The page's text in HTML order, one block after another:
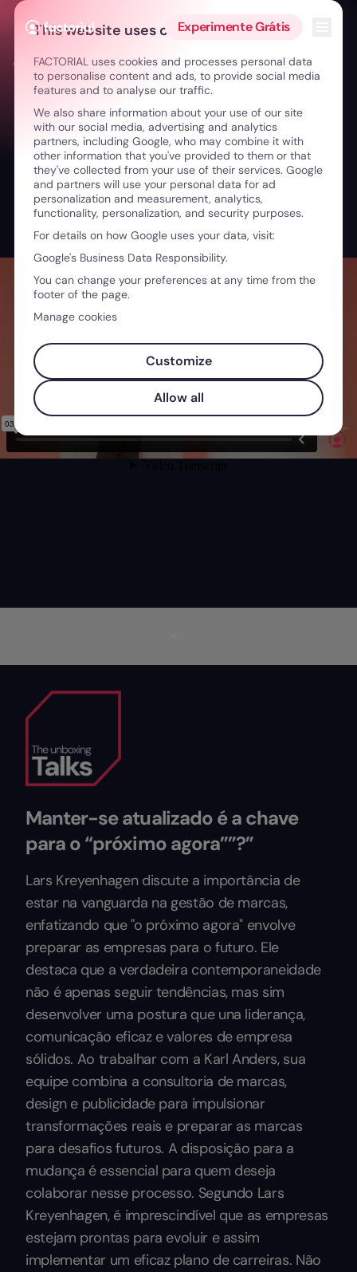
Ir para o conteúdo
Experimente Grátis
← Criatividade sem hierarquia: como crescer em liberdade
Manter-se atualizado é a chave
para o “próximo agora””?”
Lars Kreyenhagen discute a importância de
estar na vanguarda na gestão de marcas,
enfatizando que "o próximo agora" envolve
preparar as empresas para o futuro. Ele
destaca que a verdadeira contemporaneidade
não é apenas seguir tendências, mas sim
desenvolver uma postura que una liderança,
comunicação eficaz e valores de empresa
sólidos. Ao trabalhar com a Karl Anders, sua
equipe combina a consultoria de marcas,
design e publicidade para impulsionar
transformações reais e preparar as marcas
para desafios futuros. A disposição para a
mudança é essencial para quem deseja
colaborar nesse processo. Segundo Lars
Kreyenhagen, é imprescindível que as empresas
estejam prontas para evoluir e assim
implementar um eficaz plano de carreiras. Não
This website uses cookies
FACTORIAL uses cookies and processes personal data
to personalise content and ads, to provide social media
features and to analyse our traffic.
We also share information about your use of our site
with our social media, advertising and analytics
partners, including Google, who may combine it with
other information that you've provided to them or that
they've collected from your use of their services. Google
and partners will use your personal data for ad
personalization and measurement, analytics,
functionality, personalization, and security purposes.
For details on how Google uses your data, visit:
Google's Business Data Responsibility.
You can change your preferences at any time from the
footer of the page.
Manage cookies
Customize
Allow all